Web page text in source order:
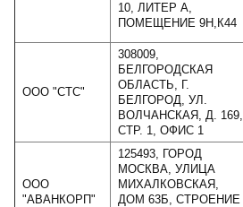
10, ЛИТЕР А,
ПОМЕЩЕНИЕ 9Н,К44
ООО "СТС"
308009,
БЕЛГОРОДСКАЯ
ОБЛАСТЬ, Г.
БЕЛГОРОД, УЛ.
ВОЛЧАНСКАЯ, Д. 169,
СТР. 1, ОФИС 1
ООО
"АВАНКОРП"
125493, ГОРОД
МОСКВА, УЛИЦА
МИХАЛКОВСКАЯ,
ДОМ 63Б, СТРОЕНИЕ